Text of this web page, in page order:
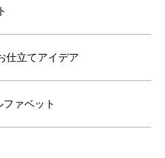
仕立てアイデア
ァベット